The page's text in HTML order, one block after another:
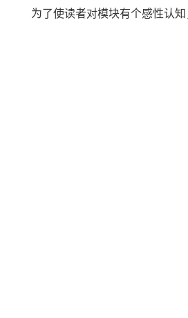
为了使读者对模块有个感性认